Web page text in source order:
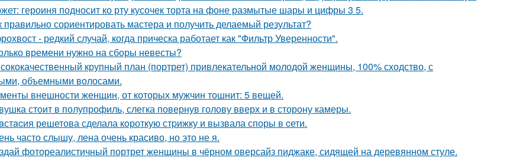
героиня подносит ко рту кусочек торта на фоне размытые шары и цифры 3 5.
правильно сориентировать мастера и получить делаемый результат?
- редкий случай, когда прическа работает как "Фильтр Уверенности".
времени нужно на сборы невесты?
крупный план (портрет) привлекательной молодой женщины, 100% сходство, с
объемными волосами.
внешности женщин, от которых мужчин тошнит: 5 вещей.
стоит в полупрофиль, слегка повернув голову вверх и в сторону камеры.
решетова сделала кoроткую стpижку и вызвала споры в cети.
часто слышу, лена очень красиво, но это не я.
фотореалистичный портрет женщины в чёрном оверсайз пиджаке, сидящей на деревянном стуле.